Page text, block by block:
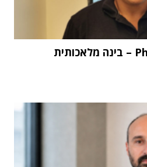
"העתיד הוא Physical AI – בינה מלאכותית